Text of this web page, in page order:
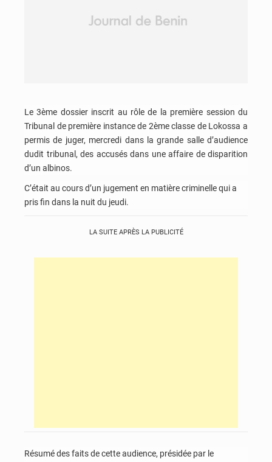
Le 3ème dossier inscrit au rôle de la première session du
Tribunal de première instance de 2ème classe de Lokossa a
permis de juger, mercredi dans la grande salle d’audience
dudit tribunal, des accusés dans une affaire de disparition
d’un albinos.
C’était au cours d’un jugement en matière criminelle qui a
pris fin dans la nuit du jeudi.
LA SUITE APRÈS LA PUBLICITÉ
Résumé des faits de cette audience, présidée par le